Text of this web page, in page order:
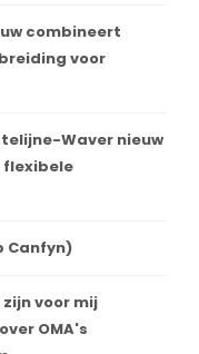
combineert
voor
Waver nieuw
Canfyn)
voor mij
OMA's